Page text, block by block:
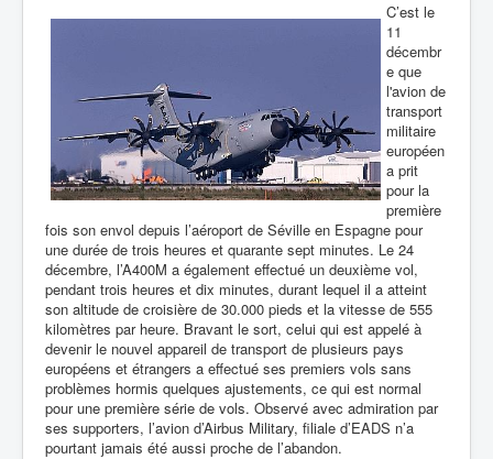
C’est le
11
décembr
e que
l'avion de
transport
militaire
européen
a prit
pour la
première
fois son envol depuis l’aéroport de Séville en Espagne pour
une durée de trois heures et quarante sept minutes. Le 24
décembre, l’A400M a également effectué un deuxième vol,
pendant trois heures et dix minutes, durant lequel il a atteint
son altitude de croisière de 30.000 pieds et la vitesse de 555
kilomètres par heure. Bravant le sort, celui qui est appelé à
devenir le nouvel appareil de transport de plusieurs pays
européens et étrangers a effectué ses premiers vols sans
problèmes hormis quelques ajustements, ce qui est normal
pour une première série de vols. Observé avec admiration par
ses supporters, l’avion d’Airbus Military, filiale d’EADS n’a
pourtant jamais été aussi proche de l’abandon.